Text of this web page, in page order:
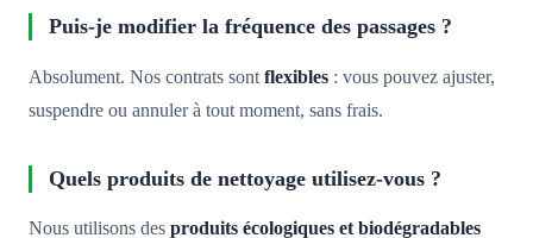
Puis-je modifier la fréquence des passages ?
Absolument. Nos contrats sontflexibles : vous pouvez ajuster,
suspendre ou annuler à tout moment, sans frais.
Quels produits de nettoyage utilisez-vous ?
Nous utilisons des produits écologiques et biodégradables